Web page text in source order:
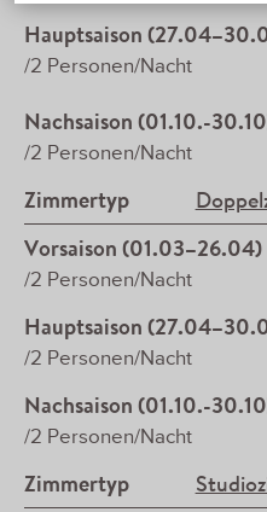
Hauptsaison
/2 Personen/Nacht
Nachsaison (01.10.-
/2 Personen/Nacht
Zimmertyp
Vorsaison (01.03–26.04)
/2 Personen/Nacht
Hauptsaison
/2 Personen/Nacht
Nachsaison (01.10.-
/2 Personen/Nacht
Zimmertyp